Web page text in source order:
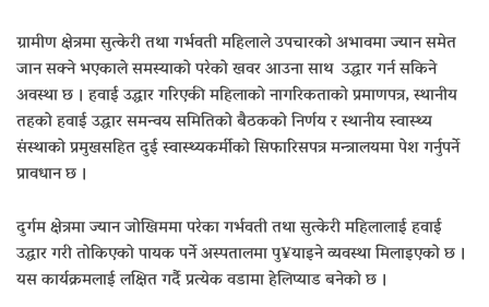
ग्रामीण क्षेत्रमा सुत्केरी तथा गर्भवती महिलाले उपचारको अभावमा ज्यान समेत
जान सक्ने भएकाले समस्याको परेको खवर आउना साथ उद्धार गर्न सकिने
अवस्था छ । हवाई उद्धार गरिएकी महिलाको नागरिकताको प्रमाणपत्र, स्थानीय
तहको हवाई उद्धार समन्वय समितिको बैठकको निर्णय र स्थानीय स्वास्थ्य
संस्थाको प्रमुखसहित दुई स्वास्थ्यकर्मीको सिफारिसपत्र मन्त्रालयमा पेश गर्नुपर्ने
प्रावधान छ ।
दुर्गम क्षेत्रमा ज्यान जोखिममा परेका गर्भवती तथा सुत्केरी महिलालाई हवाई
उद्धार गरी तोकिएको पायक पर्ने अस्पतालमा पु¥याइने व्यवस्था मिलाइएको छ ।
यस कार्यक्रमलाई लक्षित गर्दै प्रत्येक वडामा हेलिप्याड बनेको छ ।